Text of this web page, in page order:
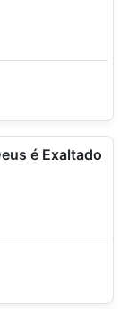
é Exaltado